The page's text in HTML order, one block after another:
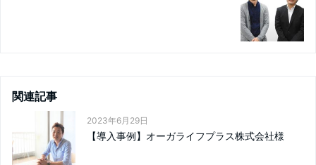
関連記事
2023年6月29日
【導入事例】オーガライフプラス株式会社様